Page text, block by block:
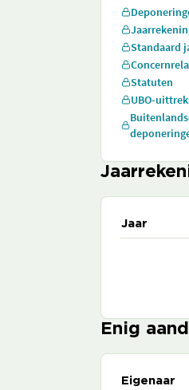
Standaard
Statuten
UBO-
Jaar
Enig
Eigenaar